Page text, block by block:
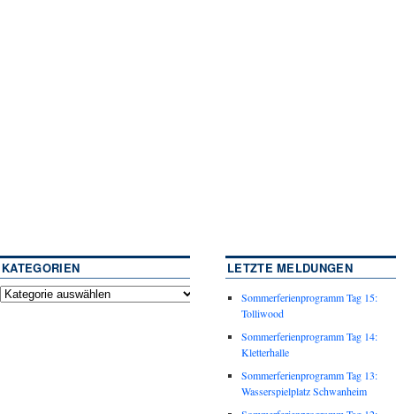
KATEGORIEN LETZTE MELDUNGEN
Sommerferienprogramm Tag 15:
Tolliwood
Sommerferienprogramm Tag 14:
Kletterhalle
Sommerferienprogramm Tag 13:
Wasserspielplatz Schwanheim